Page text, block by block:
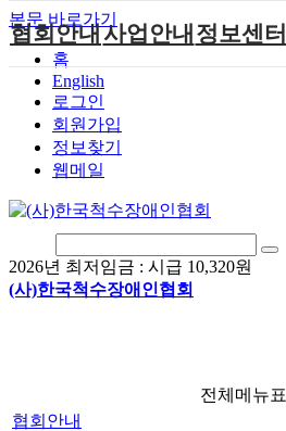
본문 바로가기
홈
English
로그인
회원가입
정보찾기
웹메일
2026년 최저임금 : 시급 10,320원
(사)한국척수장애인협회
협회안내
인사말
연혁
비전
조직도
척수장애란?
찾아오시는길
사업안내
단체지원사업
척수장애인재
활지원센터
척수장애인직
문화예술위원
회
정보센터
전체메뉴표
협회안내